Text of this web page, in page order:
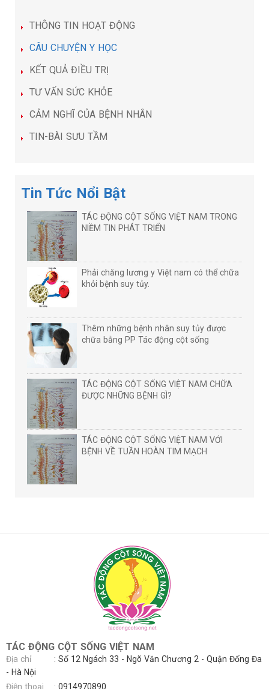
THÔNG TIN HOẠT ĐỘNG
CÂU CHUYỆN Y HỌC
KẾT QUẢ ĐIỀU TRỊ
TƯ VẤN SỨC KHỎE
CẢM NGHĨ CỦA BỆNH NHÂN
TIN-BÀI SƯU TẦM
Tin Tức Nổi Bật
TÁC ĐỘNG CỘT SỐNG VIỆT NAM TRONG
NIỀM TIN PHÁT TRIỂN
Phải chăng lương y Việt nam có thể chữa
khỏi bệnh suy tủy.
Thêm những bệnh nhân suy tủy được
chữa bằng PP Tác động cột sống
TÁC ĐỘNG CỘT SỐNG VIỆT NAM CHỮA
ĐƯỢC NHỮNG BỆNH GÌ?
TÁC ĐỘNG CỘT SỐNG VIỆT NAM VỚI
BỆNH VỀ TUẦN HOÀN TIM MẠCH
TÁC ĐỘNG CỘT SỐNG VIỆT NAM
Địa chỉ
: Số 12 Ngách 33 - Ngõ Văn Chương 2 - Quận Đống Đa
- Hà Nội
Điện thoại
: 0914970890